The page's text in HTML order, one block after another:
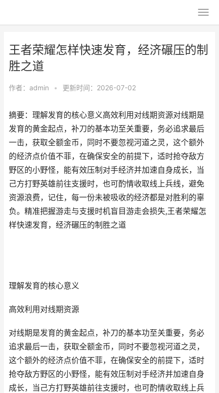
王者荣耀怎样快速发育，经济碾压的制
胜之道
作者： admin • 更新时间：2026-07-02
摘要：理解发育的核心意义高效利用对线期资源对线期是
发育的黄金起点，补刀的基本功至关重要，务必追求最后
一击，获取全额金币，同时不要忽视河道之灵，这个额外
的经济点价值不菲，在确保安全的前提下，适时抢夺敌方
野区的小野怪，能有效压制对手经济并加速自身成长，当
己方打野英雄前往支援时，也可酌情收取线上兵线，避免
资源浪费，记住，每一份未被吸收的经济都是对胜利的辜
负。精准把握游走与支援时机盲目游走会损失,王者荣耀怎
样快速发育，经济碾压的制胜之道
理解发育的核心意义
高效利用对线期资源
对线期是发育的黄金起点，补刀的基本功至关重要，务必
追求最后一击，获取全额金币，同时不要忽视河道之灵，
这个额外的经济点价值不菲，在确保安全的前提下，适时
抢夺敌方野区的小野怪，能有效压制对手经济并加速自身
成长，当己方打野英雄前往支援时，也可酌情收取线上兵